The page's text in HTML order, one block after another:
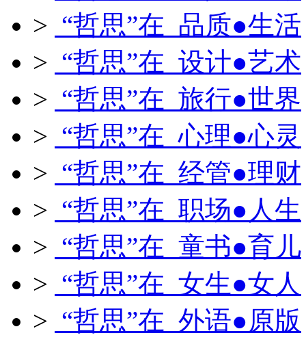
> “哲思”在 品质●生活
> “哲思”在 设计●艺术
> “哲思”在 旅行●世界
> “哲思”在 心理●心灵
> “哲思”在 经管●理财
> “哲思”在 职场●人生
> “哲思”在 童书●育儿
> “哲思”在 女生●女人
> “哲思”在 外语●原版